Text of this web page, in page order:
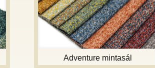
ADVENTURE – 17 szín – 7 750 Ft
Adventure mintasál